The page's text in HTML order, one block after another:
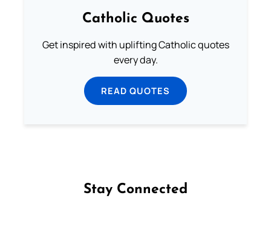
Catholic Quotes
Get inspired with uplifting Catholic quotes
every day.
READ QUOTES
Stay Connected